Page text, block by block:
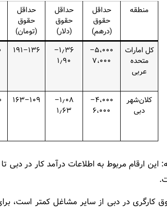
منطقه
حداقل
حقوق
(درهم)
حداقل
حقوق
(دلار)
حداقل
حقوق
(تومان)
کل امارات
متحده
عربی
۵،۰۰۰–
۷،۰۰۰
۱٫۳۶–
۱٫۹۰
۱۳۶–۱۹۱
کلان‌شهر
دبی
۴،۰۰۰–
۶،۰۰۰
۱٫۰۸–
۱٫۶۳
۱۰۹–۱۶۳